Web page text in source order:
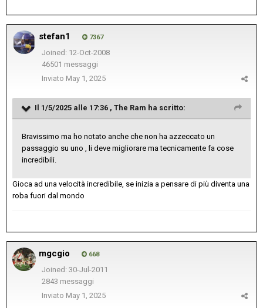
stefan1 7367
Joined: 12-Oct-2008
46501 messaggi
Inviato May 1, 2025
Il 1/5/2025 alle 17:36 , The Ram ha scritto:
Bravissimo ma ho notato anche che non ha azzeccato un
passaggio su uno , li deve migliorare ma tecnicamente fa cose
incredibili.
Gioca ad una velocità incredibile, se inizia a pensare di più diventa una
roba fuori dal mondo
mgcgio 668
Joined: 30-Jul-2011
2843 messaggi
Inviato May 1, 2025